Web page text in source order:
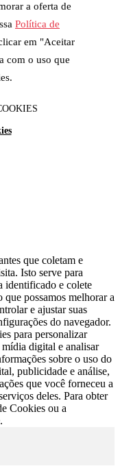
a oferta de
Política de
em "Aceitar
com o uso que
que coletam e
Isto serve para
identificado e colete
que possamos melhorar a
e ajustar suas
do navegador.
para personalizar
digital e analisar
sobre o uso do
publicidade e análise,
que você forneceu a
deles. Para obter
Cookies ou a